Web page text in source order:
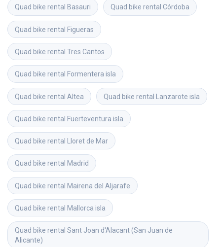
Quad bike rental Basauri Quad bike rental Córdoba
Quad bike rental Figueras
Quad bike rental Tres Cantos
Quad bike rental Formentera isla
Quad bike rental Altea Quad bike rental Lanzarote isla
Quad bike rental Fuerteventura isla
Quad bike rental Lloret de Mar
Quad bike rental Madrid
Quad bike rental Mairena del Aljarafe
Quad bike rental Mallorca isla
Quad bike rental Sant Joan d'Alacant (San Juan de
Alicante)